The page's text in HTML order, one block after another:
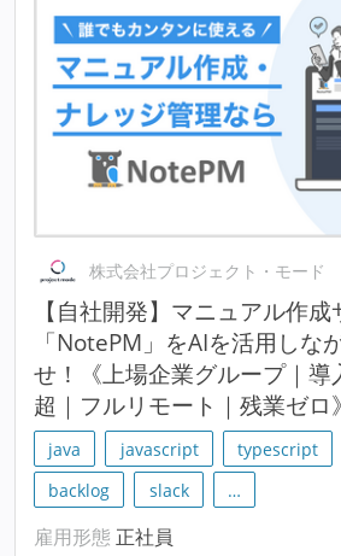
株式会社プロジェクト・モード
【自社開発】マニュアル作成
「NotePM」をAIを活用しな
せ！《上場企業グループ｜
超｜フルリモート｜残業ゼロ》
java javascript typescript
backlog
slack …
雇用形態 正社員